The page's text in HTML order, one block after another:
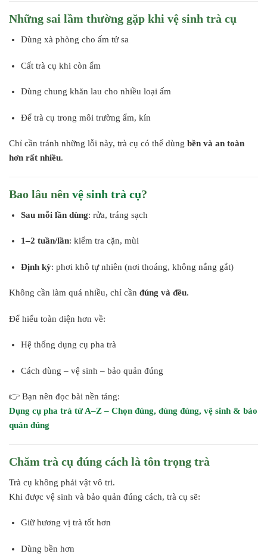
Những sai lầm thường gặp khi vệ sinh trà cụ
Dùng xà phòng cho ấm tử sa
Cất trà cụ khi còn ẩm
Dùng chung khăn lau cho nhiều loại ấm
Để trà cụ trong môi trường ẩm, kín
Chỉ cần tránh những lỗi này, trà cụ có thể dùng bền và an toàn
hơn rất nhiều.
Bao lâu nên vệ sinh trà cụ?
Sau mỗi lần dùng: rửa, tráng sạch
1–2 tuần/lần: kiểm tra cặn, mùi
Định kỳ: phơi khô tự nhiên (nơi thoáng, không nắng gắt)
Không cần làm quá nhiều, chỉ cần đúng và đều.
Để hiểu toàn diện hơn về:
Hệ thống dụng cụ pha trà
Cách dùng – vệ sinh – bảo quản đúng
👉 Bạn nên đọc bài nền tảng:
Dụng cụ pha trà từ A–Z – Chọn đúng, dùng đúng, vệ sinh & bảo
quản đúng
Chăm trà cụ đúng cách là tôn trọng trà
Trà cụ không phải vật vô tri.
Khi được vệ sinh và bảo quản đúng cách, trà cụ sẽ:
Giữ hương vị trà tốt hơn
Dùng bền hơn